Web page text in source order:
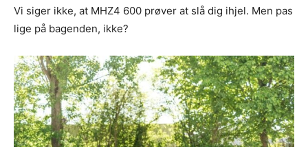
Vi siger ikke, at MHZ4 600 prøver at slå dig ihjel. Men pas
lige på bagenden, ikke?